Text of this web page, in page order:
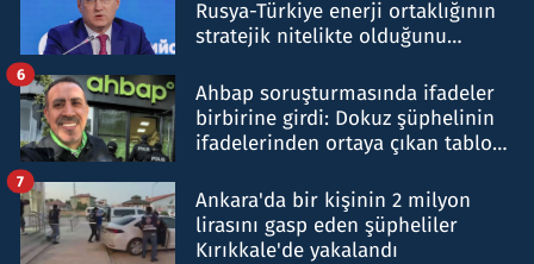
Rusya-Türkiye enerji ortaklığının
stratejik nitelikte olduğunu
Ahbap soruşturmasında ifadeler
birbirine girdi: Dokuz şüphelinin
ifadelerinden ortaya çıkan tablo
6
Ankara'da bir kişinin 2 milyon
lirasını gasp eden şüpheliler
Kırıkkale'de yakalandı
7